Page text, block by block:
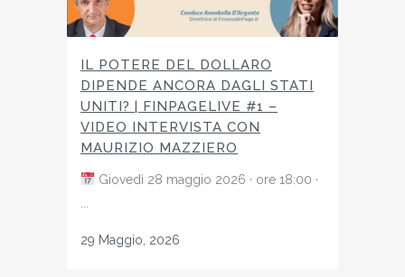
IL POTERE DEL DOLLARO
DIPENDE ANCORA DAGLI STATI
UNITI? | FINPAGELIVE #1 –
VIDEO INTERVISTA CON
MAURIZIO MAZZIERO
Giovedì 28 maggio 2026 · ore 18:00 ·
29 Maggio, 2026